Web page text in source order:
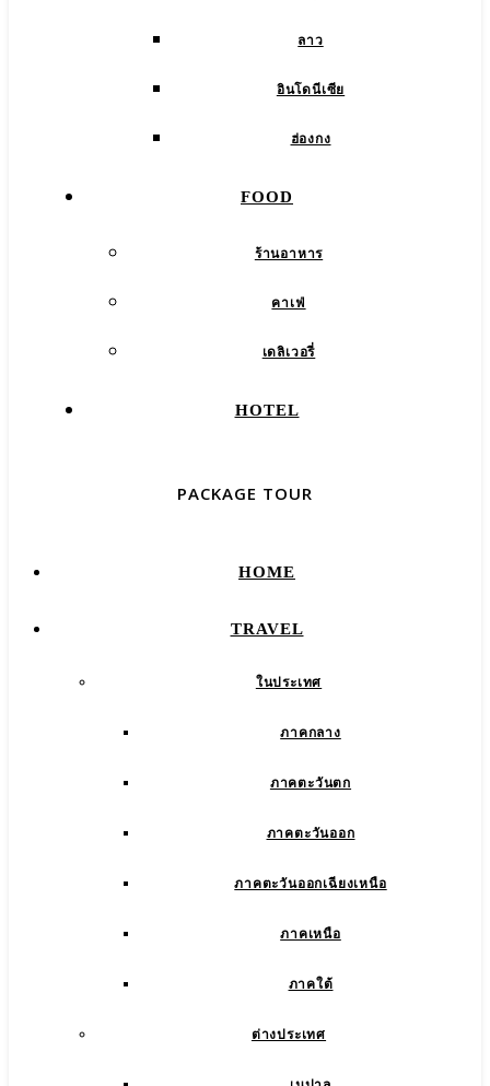
ลาว
อินโดนีเซีย
ฮ่องกง
FOOD
ร้านอาหาร
คาเฟ่
เดลิเวอรี่
HOTEL
PACKAGE TOUR
HOME
TRAVEL
ในประเทศ
ภาคกลาง
ภาคตะวันตก
ภาคตะวันออก
ภาคตะวันออกเฉียงเหนือ
ภาคเหนือ
ภาคใต้
ต่างประเทศ